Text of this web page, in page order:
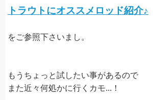
トラウトにオススメロッド紹介♪
をご参照下さいまし。
もうちょっと試したい事があるので
また近々何処かに行くカモ...！